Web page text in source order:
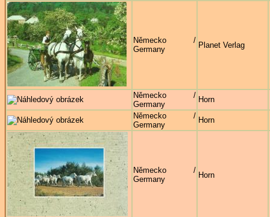
Německo /
Germany
Planet Verlag
Německo /
Germany
Horn
Německo /
Germany
Horn
Německo /
Germany
Horn